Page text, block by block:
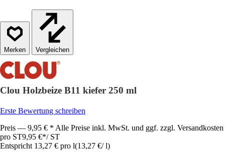
Vergleichen
Clou Holzbeize B11 kiefer 250 ml
Erste Bewertung schreiben
Preis — 9,95 € * Alle Preise inkl. MwSt. und ggf. zzgl. Versandkosten
pro ST9,95 €*/ ST
Entspricht 13,27 € pro l(13,27 €/ l)